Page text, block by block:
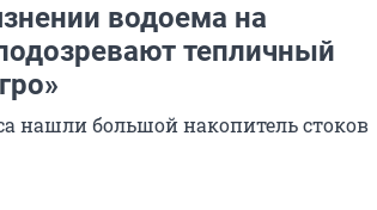
водоема на
тепличный
нашли большой накопитель стоков